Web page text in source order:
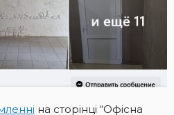
на сторінці “Офісна